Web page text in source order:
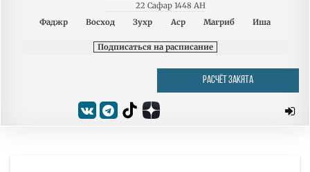
22 Сафар 1448 AH
Фаджр
Восход Зухр Аср Магриб Иша
Подписаться на расписание
РАСЧЁТ ЗАКЯТА